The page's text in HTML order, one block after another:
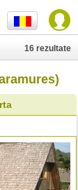
16 rezultate